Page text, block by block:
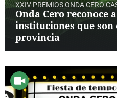
XXIV PREMIOS ONDA CERO
Onda Cero reconoce
instituciones que
provincia